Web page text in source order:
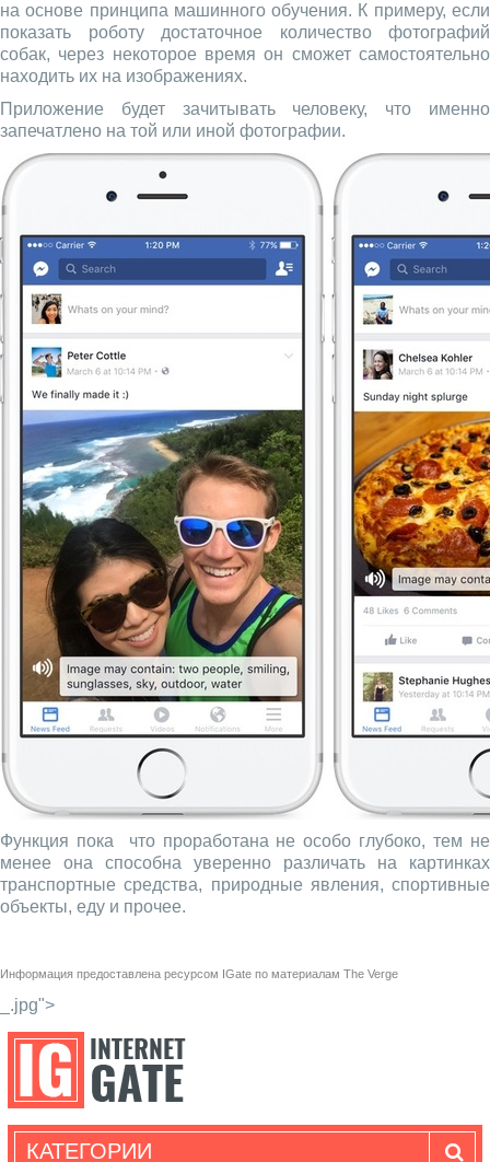
на основе принципа машинного обучения. К примеру, если
показать роботу достаточное количество фотографий
собак, через некоторое время он сможет самостоятельно
находить их на изображениях.
Приложение будет зачитывать человеку, что именно
запечатлено на той или иной фотографии.
Функция пока что проработана не особо глубоко, тем не
менее она способна уверенно различать на картинках
транспортные средства, природные явления, спортивные
объекты, еду и прочее.
Информация предоставлена ресурсом IGate по материалам The Verge
_.jpg">
КАТЕГОРИИ